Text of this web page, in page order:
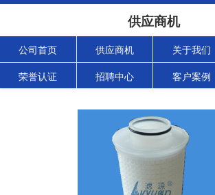
供应商机
公司首页 供应商机 关于我们
荣誉认证 招聘中心 客户案例